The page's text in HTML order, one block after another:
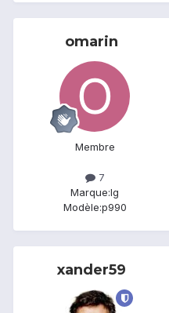
omarin
Membre
7
Marque:lg
Modèle:p990
xander59